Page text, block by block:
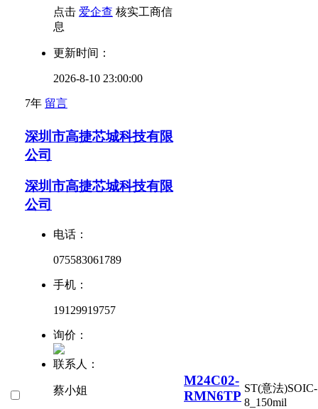
点击 爱企查 核实工商信
息
更新时间：
2026-8-10 23:00:00
7年 留言
深圳市高捷芯城科技有限
公司
深圳市高捷芯城科技有限
公司
电话：
075583061789
手机：
19129919757
询价：
联系人：
蔡小姐
M24C02-
RMN6TP
ST(意法)SOIC-
8_150mil